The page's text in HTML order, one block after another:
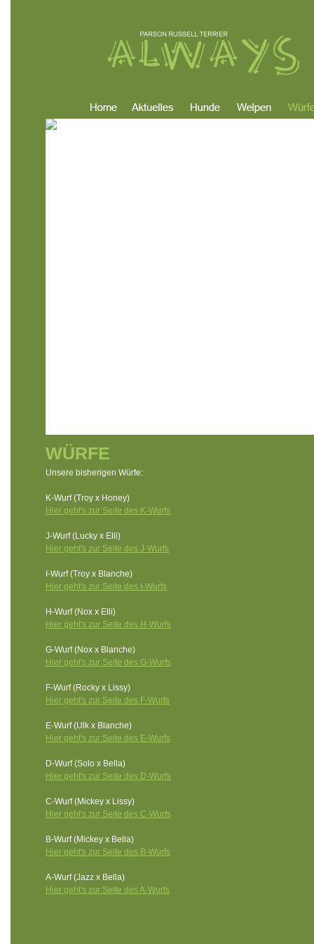
WÜRFE
Unsere bisherigen Würfe:
K-Wurf (Troy x Honey)
Hier geht's zur Seite des K-Wurfs
J-Wurf (Lucky x Elli)
Hier geht's zur Seite des J-Wurfs
I-Wurf (Troy x Blanche)
Hier geht's zur Seite des I-Wurfs
H-Wurf (Nox x Elli)
Hier geht's zur Seite des H-Wurfs
G-Wurf (Nox x Blanche)
Hier geht's zur Seite des G-Wurfs
F-Wurf (Rocky x Lissy)
Hier geht's zur Seite des F-Wurfs
E-Wurf (Ulk x Blanche)
Hier geht's zur Seite des E-Wurfs
D-Wurf (Solo x Bella)
Hier geht's zur Seite des D-Wurfs
C-Wurf (Mickey x Lissy)
Hier geht's zur Seite des C-Wurfs
B-Wurf (Mickey x Bella)
Hier geht's zur Seite des B-Wurfs
A-Wurf (Jazz x Bella)
Hier geht's zur Seite des A-Wurfs